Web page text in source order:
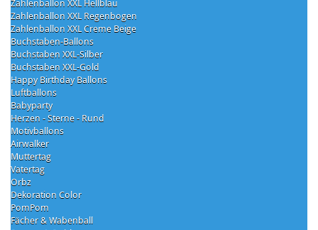
Zahlenballon XXL Hellblau
Zahlenballon XXL Regenbogen
Zahlenballon XXL Creme Beige
Buchstaben-Ballons
Buchstaben XXL-Silber
Buchstaben XXL-Gold
Happy Birthday Ballons
Luftballons
Babyparty
Herzen - Sterne - Rund
Motivballons
Airwalker
Muttertag
Vatertag
Orbz
Dekoration Color
PomPom
Fächer & Wabenball